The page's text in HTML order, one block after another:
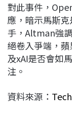
對此事件，
應，暗示馬斯
手，Altman強
絕卷入爭端，
及xAI是否會如
注。
資料來源：